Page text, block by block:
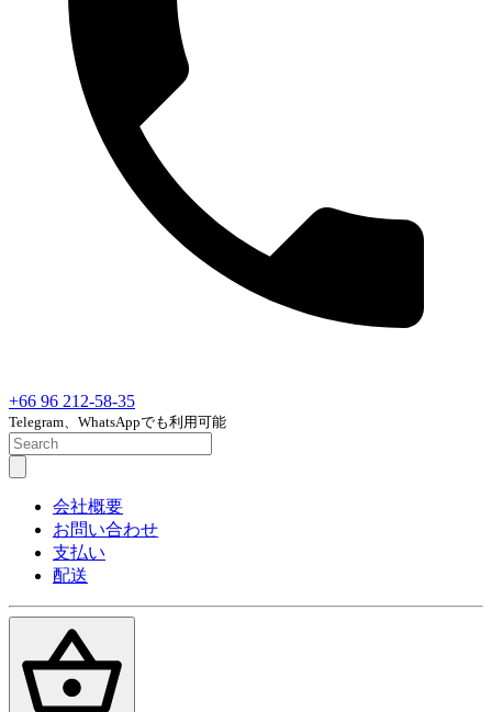
+66 96 212-58-35
Telegram、WhatsAppでも利用可能
会社概要
お問い合わせ
支払い
配送